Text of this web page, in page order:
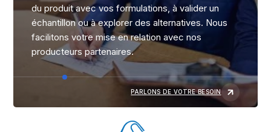
du produit avec vos formulations, à valider un
échantillon ou à explorer des alternatives. Nous
facilitons votre mise en relation avec nos
producteurs partenaires.
PARLONS DE VOTRE BESOIN